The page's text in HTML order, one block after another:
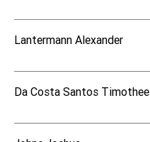
Lantermann Alexander
Da Costa Santos Timothee